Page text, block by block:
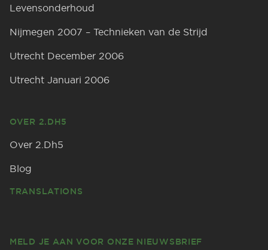
Levensonderhoud
Nijmegen 2007 – Technieken van de Strijd
Utrecht December 2006
Utrecht Januari 2006
OVER 2.DH5
Over 2.Dh5
Blog
TRANSLATIONS
MELD JE AAN VOOR ONZE NIEUWSBRIEF